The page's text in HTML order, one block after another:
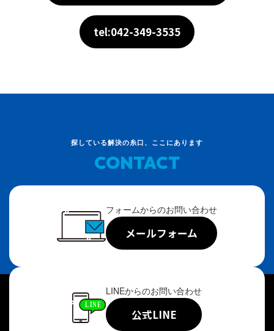
tel:042-349-3535
探している解決の糸口、ここにあります
CONTACT
フォームからのお問い合わせ
メールフォーム
LINEからのお問い合わせ
公式LINE